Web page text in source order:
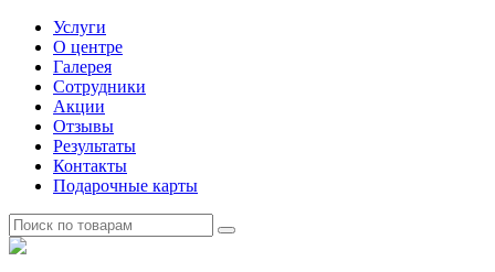
Услуги
О центре
Галерея
Сотрудники
Акции
Отзывы
Результаты
Контакты
Подарочные карты